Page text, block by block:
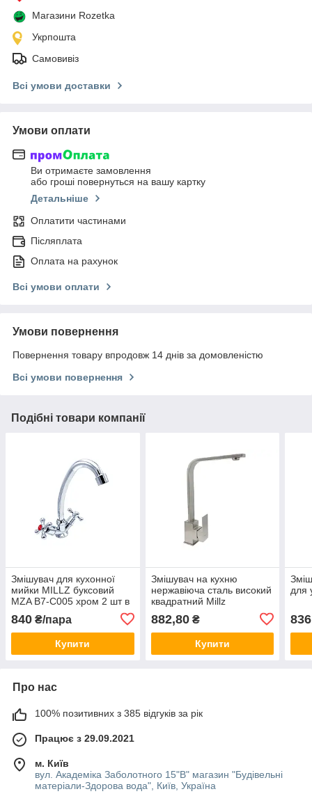
Магазини Rozetka
Укрпошта
Самовивіз
Всі умови доставки
Умови оплати
Ви отримаєте замовлення
або гроші повернуться на вашу картку
Детальніше
Оплатити частинами
Післяплата
Оплата на рахунок
Всі умови оплати
Умови повернення
Повернення товару впродовж 14 днів за домовленістю
Всі умови повернення
Подібні товари компанії
Змішувач для кухонної
мийки MILLZ буксовий
MZA B7-C005 хром 2 шт в
840 ₴/пара
Купити
Змішувач на кухню
нержавіюча сталь високий
квадратний Millz
882,80₴
Купити
для
Про нас
100% позитивних з 385 відгуків за рік
Працює з 29.09.2021
м. Київ
вул. Академіка Заболотного 15"В" магазин "Будівельні
матеріали-Здорова вода", Київ, Україна